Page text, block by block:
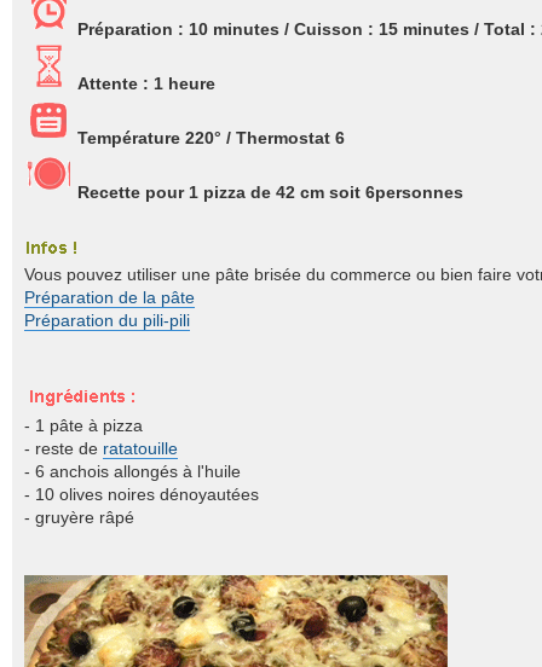
Préparation : 10 minutes / Cuisson : 15 minutes / Total :
Attente : 1 heure
Température 220° / Thermostat 6
Recette pour 1 pizza de 42 cm soit 6personnes
Vous pouvez utiliser une pâte brisée du commerce ou bien faire
Préparation de la pâte
Préparation du pili-pili
- 1 pâte à pizza
- reste de ratatouille
- 6 anchois allongés à l'huile
- 10 olives noires dénoyautées
- gruyère râpé